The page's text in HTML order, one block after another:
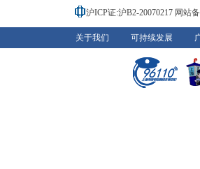
沪ICP证:沪B2-20070217 网站
关于我们 可持续发展